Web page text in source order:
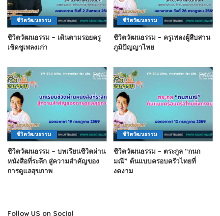
ชีวิตวัฒนธรรม
ชีวิตวัฒนธรรม – เดินตามรอยครู
เชิดชูเพลงเก่า
ชีวิตวัฒนธรรม
ชีวิตวัฒนธรรม – ครูเพลงผู้สืบสาน
ภูมิปัญญาไทย
ชีวิตวัฒนธรรม
ชีวิตวัฒนธรรม – บทเรียนชีวิตผ่าน
หนังสือที่ระลึก สู่ความสำคัญของ
การดูแลสุขภาพ
ชีวิตวัฒนธรรม
ชีวิตวัฒนธรรม – ตระกูล “กนก
มณี” ต้นแบบครอบครัวไทยที่
งดงาม
Follow US on Social